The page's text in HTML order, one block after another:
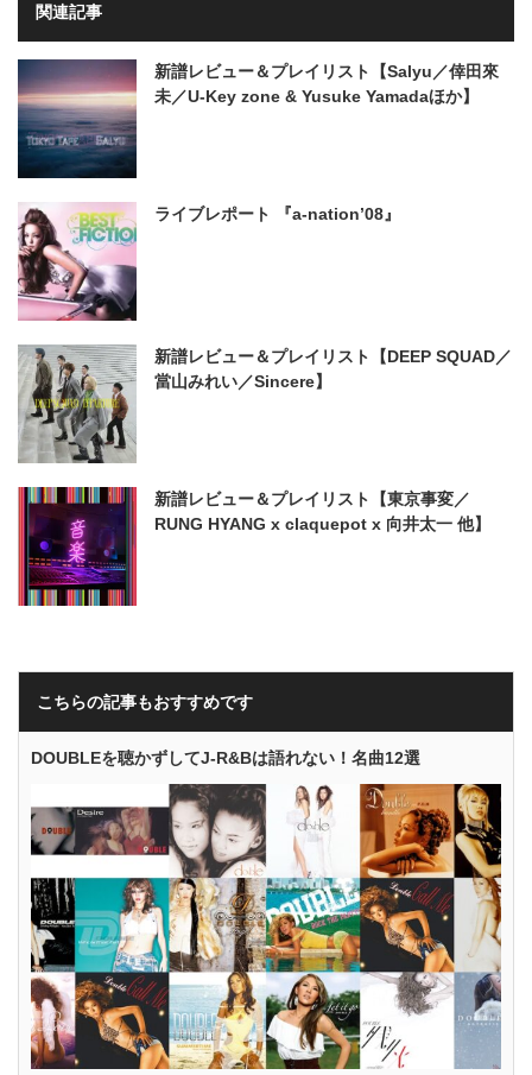
関連記事
新譜レビュー＆プレイリスト【Salyu／倖田來
未／U-Key zone & Yusuke Yamadaほか】
ライブレポート 『a-nation’08』
新譜レビュー＆プレイリスト【DEEP SQUAD／
當山みれい／Sincere】
新譜レビュー＆プレイリスト【東京事変／
RUNG HYANG x claquepot x 向井太一 他】
こちらの記事もおすすめです
DOUBLEを聴かずしてJ-R&Bは語れない！名曲12選